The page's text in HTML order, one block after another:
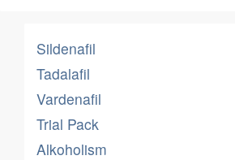
Sildenafil
Tadalafil
Vardenafil
Trial Pack
Alkoholism